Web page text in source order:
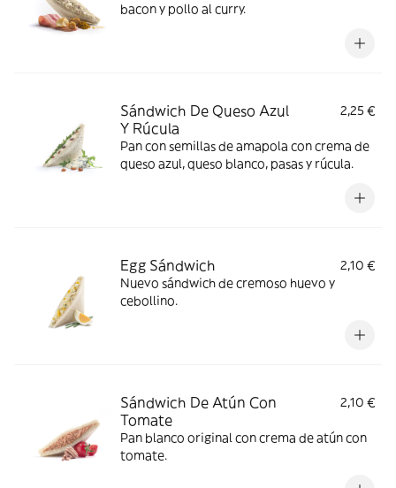
bacon y pollo al curry.
Sándwich De Queso Azul
Y Rúcula
2,25 €
Pan con semillas de amapola con crema de
queso azul, queso blanco, pasas y rúcula.
Egg Sándwich
2,10 €
Nuevo sándwich de cremoso huevo y
cebollino.
Sándwich De Atún Con
Tomate
2,10 €
Pan blanco original con crema de atún con
tomate.